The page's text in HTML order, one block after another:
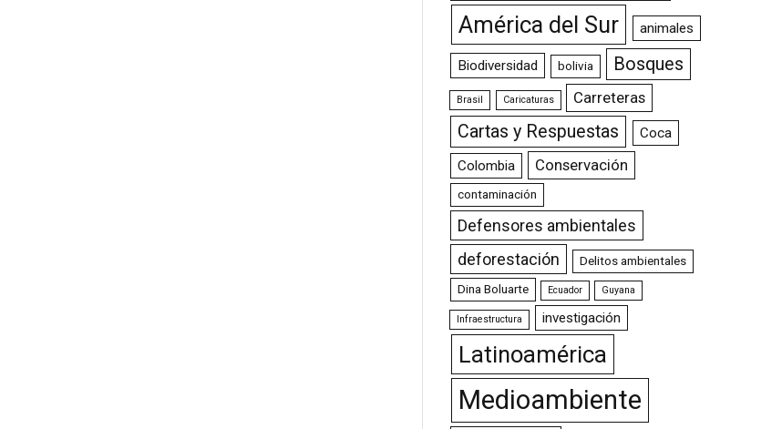
América del Sur animales
Biodiversidad bolivia Bosques
Brasil Caricaturas Carreteras
Cartas y Respuestas
Coca
Colombia
Conservación
contaminación
Defensores ambientales
deforestación
Delitos ambientales
Dina Boluarte Ecuador Guyana
Infraestructura investigación
Latinoamérica
Medioambiente